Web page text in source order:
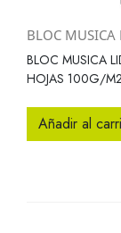
BLOC MUSICA
BLOC MUSICA
HOJAS 100G/M2
Añadir al